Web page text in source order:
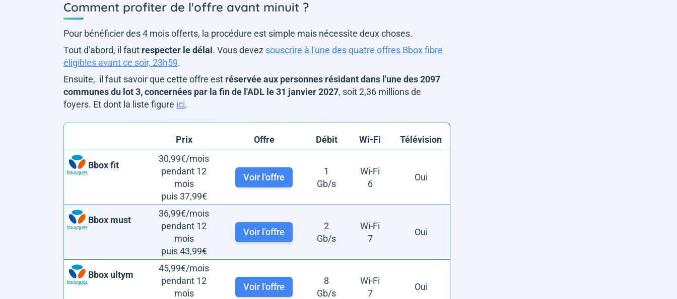
Comment profiter de l'offre avant minuit ?
Pour bénéficier des 4 mois offerts, la procédure est simple mais nécessite deux choses.
Tout d'abord, il faut respecter le délai. Vous devez souscrire à l'une des quatre offres Bbox fibre
éligibles avant ce soir, 23h59.
Ensuite, il faut savoir que cette offre est réservée aux personnes résidant dans l'une des 2097
communes du lot 3, concernées par la fin de l'ADL le 31 janvier 2027, soit 2,36 millions de
foyers. Et dont la liste figure ici.
Prix Offre Débit Wi-Fi Télévision
Bbox fit
30,99€/mois
pendant 12
mois
puis 37,99€
Voir l'offre
1
Gb/s
Wi-Fi
6
Oui
Bbox must
36,99€/mois
pendant 12
mois
puis 43,99€
Voir l'offre
2
Gb/s
Wi-Fi
7
Oui
Bbox ultym
45,99€/mois
pendant 12
mois
Voir l'offre
8
Gb/s
Wi-Fi
7
Oui